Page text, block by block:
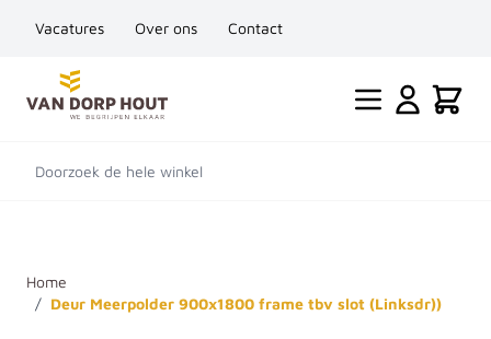
Vacatures Over ons Contact
Ga naar de inhoud
Cart
Doorzoek de hele winkel
Home
/ Deur Meerpolder 900x1800 frame tbv slot (Linksdr))